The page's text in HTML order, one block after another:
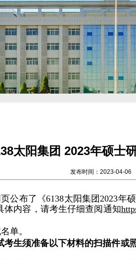
太阳集团 2023年硕士
发布时间：2023-04-06
公布了《6138太阳集团2023
内容，请考生仔细查阅通知
单。
生须准备以下材料的扫描件或